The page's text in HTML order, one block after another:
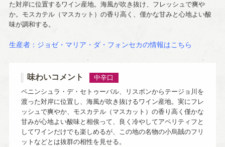
た対岸に位置するワイン産地。海風が吹き抜け、フレッシュで爽や
か。モスカテル（マスカット）の香り高く、僅かな甘みと心地よい酸
味が調和する。
生産者：ジョゼ・マリア・ダ・フォンセカの情報はこちら
味わいコメント
中辛口
ペニンシュラ・デ・セトゥーバル、リスボンからテージョ川を
渡った対岸に位置し、海風が吹き抜けるワイン産地。実にフレ
ッシュで爽やか、モスカテル（マスカット）の香り高く僅かな
甘みが心地よい酸味と相俟って、良く冷やしてアペリティフと
してワインだけでも楽しめるが、この地の名物の小烏賊のフリ
ットなどとは抜群の相性を見せる。